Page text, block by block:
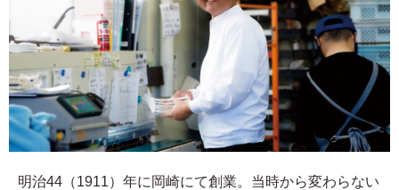
明治44（1911）年に岡崎にて創業。当時から変わらない